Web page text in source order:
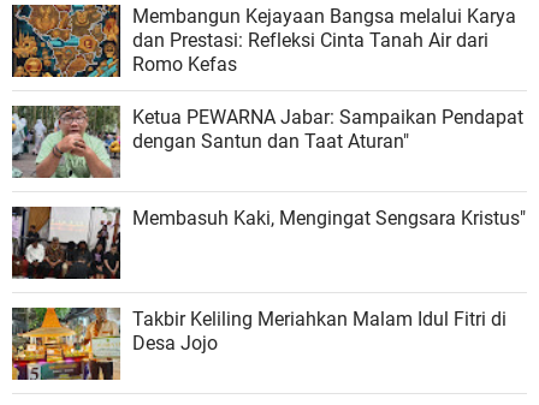
Membangun Kejayaan Bangsa melalui Karya
dan Prestasi: Refleksi Cinta Tanah Air dari
Romo Kefas
Ketua PEWARNA Jabar: Sampaikan Pendapat
dengan Santun dan Taat Aturan"
Membasuh Kaki, Mengingat Sengsara Kristus"
Takbir Keliling Meriahkan Malam Idul Fitri di
Desa Jojo